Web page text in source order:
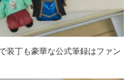
装丁も豪華な公式筆録はファン